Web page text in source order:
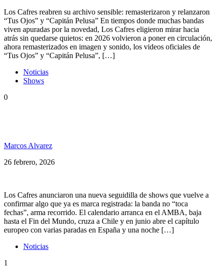
Los Cafres reabren su archivo sensible: remasterizaron y relanzaron
“Tus Ojos” y “Capitán Pelusa” En tiempos donde muchas bandas
viven apuradas por la novedad, Los Cafres eligieron mirar hacia
atrás sin quedarse quietos: en 2026 volvieron a poner en circulación,
ahora remasterizados en imagen y sonido, los videos oficiales de
“Tus Ojos” y “Capitán Pelusa”, […]
Noticias
Shows
0
Marcos Alvarez
26 febrero, 2026
Los Cafres anunciaron una nueva seguidilla de shows que vuelve a
confirmar algo que ya es marca registrada: la banda no “toca
fechas”, arma recorrido. El calendario arranca en el AMBA, baja
hasta el Fin del Mundo, cruza a Chile y en junio abre el capítulo
europeo con varias paradas en España y una noche […]
Noticias
1